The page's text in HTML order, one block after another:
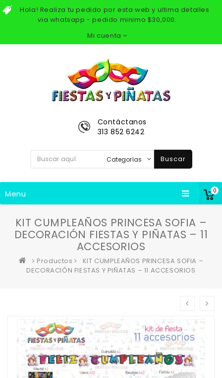
Hola! Realiza tu pedido por esta web y ultima detalles
via whatsapp - pedido minimo $30,000.
Mi cuenta
0
Contáctanos
313 852 6242
Buscar
Menu
KIT CUMPLEAÑOS PRINCESA SOFIA –
DECORACIÓN FIESTAS Y PIÑATAS – 11
ACCESORIOS
Productos
KIT CUMPLEAÑOS PRINCESA SOFIA –
DECORACIÓN FIESTAS Y PIÑATAS – 11 ACCESORIOS